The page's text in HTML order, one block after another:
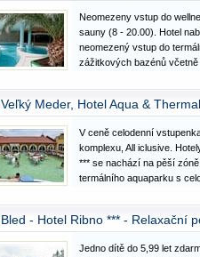
Neomezeny vstup do
sauny (8 - 20.00). Hotel
neomezený vstup do
zážitkových bazénů
kuchyně, včetně různých
známá jako město jeskyň
Veľký Meder, Hotel Aqua &
V ceně celodenní
komplexu, All iclusive.
*** se nachází na pěší
termálního aquaparku s
tu najdou i rodiny s dětmi,
termálních lázní…
Bled - Hotel Ribno *** - Relaxační
Jedno dítě do 5,99 let